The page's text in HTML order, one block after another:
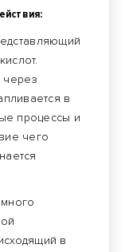
через
в
процессы и
чего
в